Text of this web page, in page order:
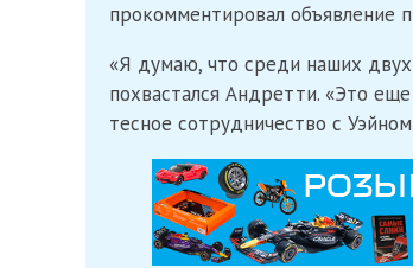
прокомментировал объявление
«Я думаю, что среди наших
похвастался Андретти. «Это
тесное сотрудничество с